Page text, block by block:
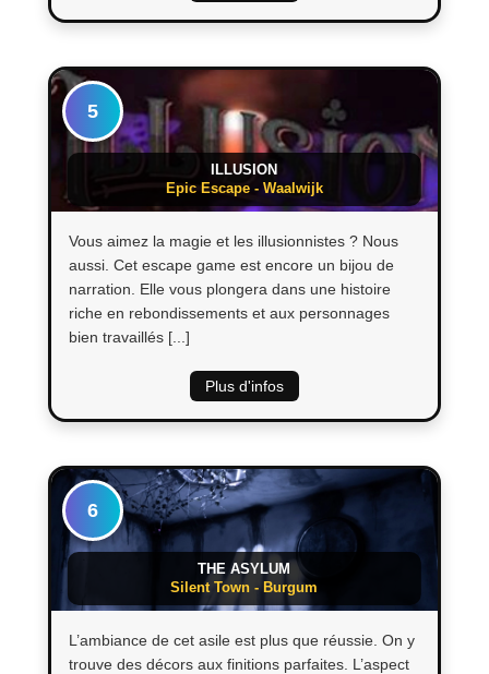
5
ILLUSION
Epic Escape - Waalwijk
Vous aimez la magie et les illusionnistes ? Nous
aussi. Cet escape game est encore un bijou de
narration. Elle vous plongera dans une histoire
riche en rebondissements et aux personnages
bien travaillés [...]
Plus d'infos
6
THE ASYLUM
Silent Town - Burgum
L’ambiance de cet asile est plus que réussie. On y
trouve des décors aux finitions parfaites. L’aspect